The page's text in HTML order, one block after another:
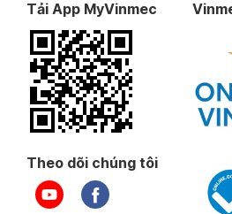
Tải App MyVinmec
Theo dõi chúng tôi